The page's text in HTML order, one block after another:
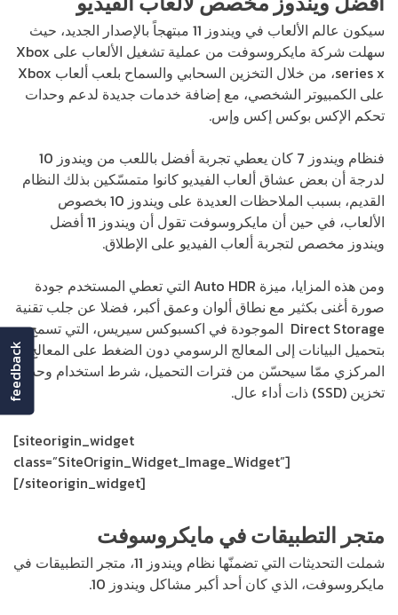
سيكون عالم الألعاب في ويندوز 11 مبتهجاً بالإصدار الجديد، حيث
سهلت شركة مايكروسوفت من عملية تشغيل الألعاب على Xbox
series x، من خلال التخزين السحابي والسماح بلعب ألعاب Xbox
على الكمبيوتر الشخصي، مع إضافة خدمات جديدة لدعم وحدات
تحكم الإكس بوكس إكس وإس.
فنظام ويندوز 7 كان يعطي تجربة أفضل باللعب من ويندوز 10
لدرجة أن بعض عشاق ألعاب الفيديو كانوا متمسّكين بذلك النظام
القديم، بسبب الملاحظات العديدة على ويندوز 10 بخصوص
الألعاب، في حين أن مايكروسوفت تقول أن ويندوز 11 أفضل
ويندوز مخصص لتجربة ألعاب الفيديو على الإطلاق.
ومن هذه المزايا، ميزة Auto HDR التي تعطي المستخدم جودة
صورة أغنى بكثير مع نطاق ألوان وعمق أكبر، فضلا عن جلب تقنية
Direct Storage الموجودة في اكسبوكس سيريس، التي تسمح
بتحميل البيانات إلى المعالج الرسومي دون الضغط على المعالج
المركزي ممّا سيحسّن من فترات التحميل، شرط استخدام وحدة
تخزين (SSD) ذات أداء عال.
[siteorigin_widget
class=”SiteOrigin_Widget_Image_Widget”]
[/siteorigin_widget]
متجر التطبيقات في مايكروسوفت
شملت التحديثات التي تضمنّها نظام ويندوز 11، متجر التطبيقات في
مايكروسوفت، الذي كان أحد أكبر مشاكل ويندوز 10.
feedback